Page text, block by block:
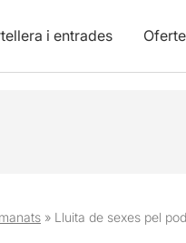
i entrades
» Lluita de sexes pel